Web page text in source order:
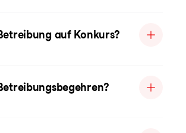
auf Konkurs?